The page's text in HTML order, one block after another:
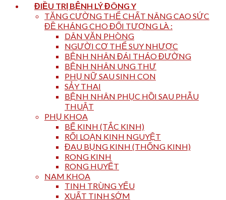
ĐIỀU TRỊ BỆNH LÝ ĐÔNG Y
TĂNG CƯỜNG THỂ CHẤT NÂNG CAO SỨC
ĐỀ KHÁNG CHO ĐỐI TƯỢNG LÀ :
DÂN VĂN PHÒNG
NGƯỜI CƠ THỂ SUY NHƯỢC
BỆNH NHÂN ĐÁI THÁO ĐƯỜNG
BỆNH NHÂN UNG THƯ
PHỤ NỮ SAU SINH CON
SẢY THAI
BỆNH NHÂN PHỤC HỒI SAU PHẪU
THUẬT
PHỤ KHOA
BẾ KINH (TẮC KINH)
RỐI LOẠN KINH NGUYỆT
ĐAU BỤNG KINH (THỐNG KINH)
RONG KINH
RONG HUYẾT
NAM KHOA
TINH TRÙNG YẾU
XUẤT TINH SỚM